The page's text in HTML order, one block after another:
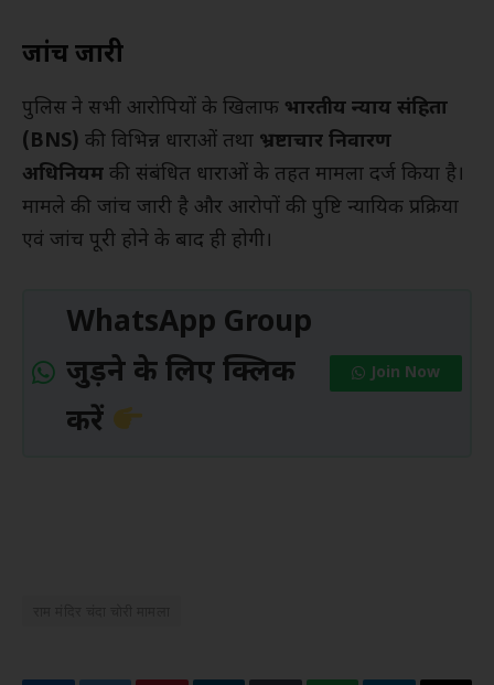
जांच जारी
पुलिस ने सभी आरोपियों के खिलाफ भारतीय न्याय संहिता
(BNS) की विभिन्न धाराओं तथा भ्रष्टाचार निवारण
अधिनियम की संबंधित धाराओं के तहत मामला दर्ज किया है।
मामले की जांच जारी है और आरोपों की पुष्टि न्यायिक प्रक्रिया
एवं जांच पूरी होने के बाद ही होगी।
WhatsApp Group
जुड़ने के लिए क्लिक
करें
Join Now